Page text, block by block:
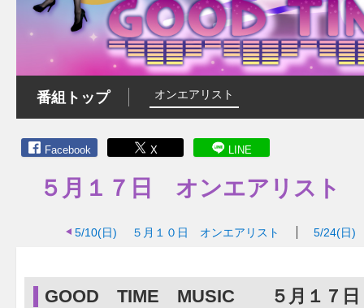
番組トップ オンエアリスト
Facebook X LINE
５月１７日 オンエアリスト
5/10(日) ５月１０日 オンエアリスト 5/24(日)
GOOD TIME MUSIC ５月１７日